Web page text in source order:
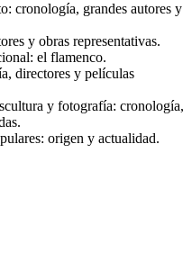
cronología, grandes autores y
y obras representativas.
el flamenco.
directores y películas
y fotografía: cronología,
origen y actualidad.